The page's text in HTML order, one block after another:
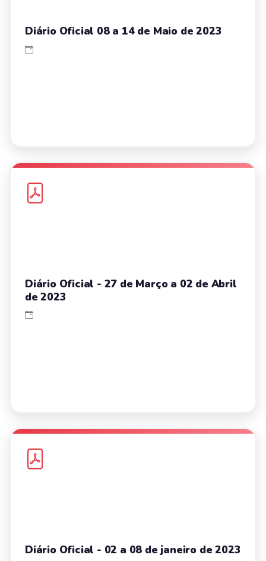
Diário Oficial 08 a 14 de Maio de 2023
Diário Oficial - 27 de Março a 02 de Abril
de 2023
Diário Oficial - 02 a 08 de janeiro de 2023